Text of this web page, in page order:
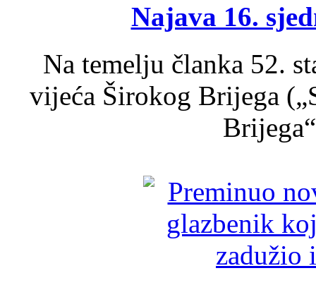
Najava 16.
Na temelju članka 52.
vijeća Širokog Brijega